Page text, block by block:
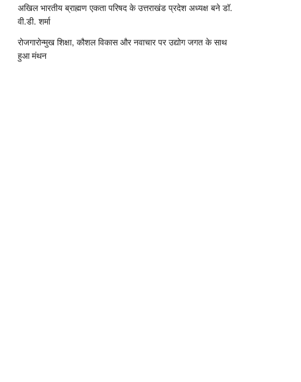
अखिल भारतीय ब्राह्मण एकता परिषद के उत्तराखंड प्रदेश अध्यक्ष बने डॉ.
वी.डी. शर्मा
रोजगारोन्मुख शिक्षा, कौशल विकास और नवाचार पर उद्योग जगत के साथ
हुआ मंथन